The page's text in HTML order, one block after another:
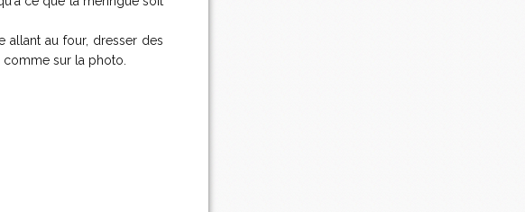
allant au four, dresser des
sur la photo.